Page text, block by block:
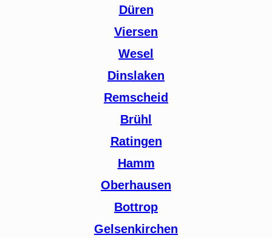
Düren
Viersen
Wesel
Dinslaken
Remscheid
Brühl
Ratingen
Hamm
Oberhausen
Bottrop
Gelsenkirchen